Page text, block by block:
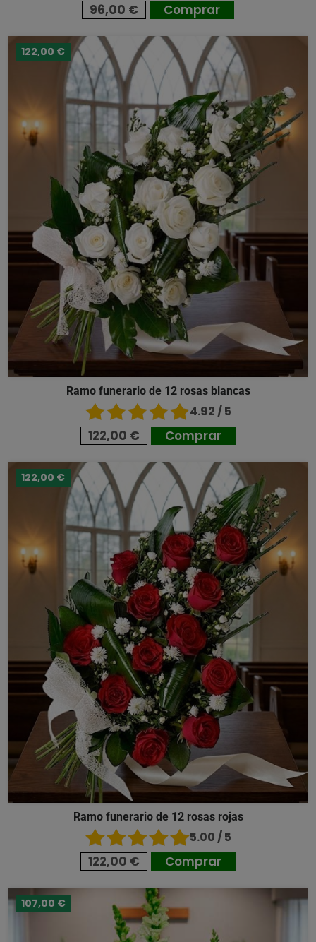
96,00 € Comprar
122,00 €
Ramo funerario de 12 rosas blancas
4.92 / 5
122,00 € Comprar
122,00 €
Ramo funerario de 12 rosas rojas
5.00 / 5
122,00 € Comprar
107,00 €